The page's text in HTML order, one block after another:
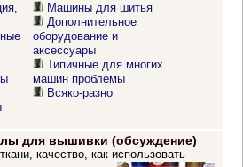
Машины для шитья
Дополнительное
оборудование и
аксессуары
Типичные для многих
машин проблемы
Всяко-разно
для вышивки (обсуждение)
качество, как использовать